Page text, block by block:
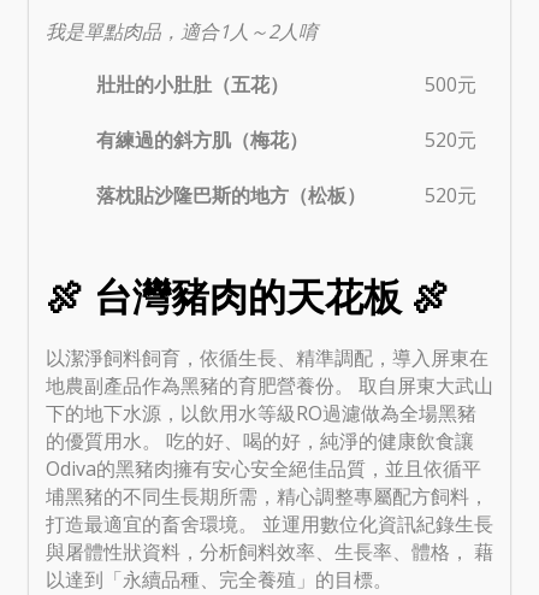
我是單點肉品，適合1人～2人唷
壯壯的小肚肚（五花）
500元
有練過的斜方肌（梅花） 520元
落枕貼沙隆巴斯的地方（松板） 520元
🍖 台灣豬肉的天花板 🍖
以潔淨飼料飼育，依循生長、精準調配，導入屏東在
地農副產品作為黑豬的育肥營養份。 取自屏東大武山
下的地下水源，以飲用水等級RO過濾做為全場黑豬
的優質用水。 吃的好、喝的好，純淨的健康飲食讓
Odiva的黑豬肉擁有安心安全絕佳品質，並且依循平
埔黑豬的不同生長期所需，精心調整專屬配方飼料，
打造最適宜的畜舍環境。 並運用數位化資訊紀錄生長
與屠體性狀資料，分析飼料效率、生長率、體格， 藉
以達到「永續品種、完全養殖」的目標。